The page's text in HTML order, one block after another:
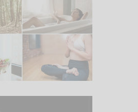
20. Juli 2026
in den